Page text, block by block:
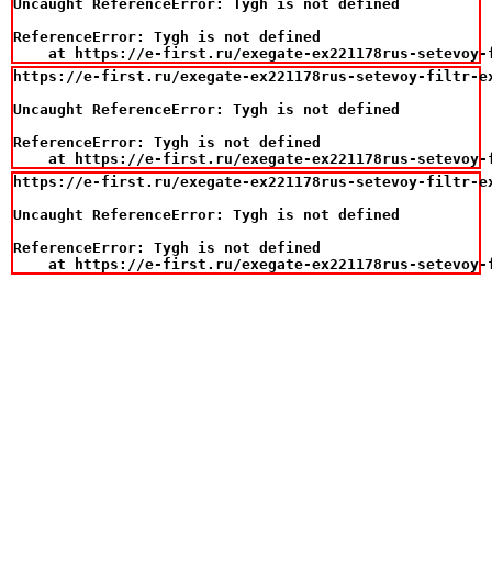
Uncaught ReferenceError: Tygh is not defined
ReferenceError: Tygh is not defined
at https://e-first.ru/exegate-ex221178rus-
https://e-first.ru/exegate-ex221178rus-setevoy-filtr-
Uncaught ReferenceError: Tygh is not defined
ReferenceError: Tygh is not defined
at https://e-first.ru/exegate-ex221178rus-
https://e-first.ru/exegate-ex221178rus-setevoy-filtr-
Uncaught ReferenceError: Tygh is not defined
ReferenceError: Tygh is not defined
at https://e-first.ru/exegate-ex221178rus-